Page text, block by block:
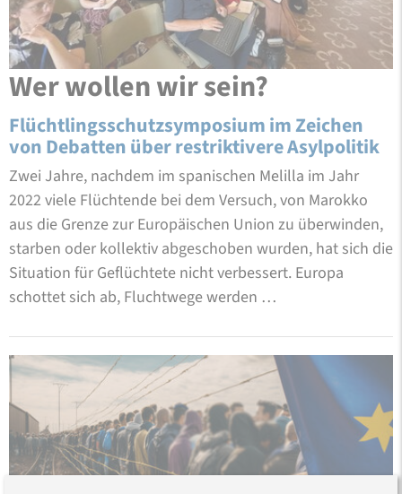
Wer wollen wir sein?
Flüchtlingsschutzsymposium im Zeichen
von Debatten über restriktivere Asylpolitik
Zwei Jahre, nachdem im spanischen Melilla im Jahr
2022 viele Flüchtende bei dem Versuch, von Marokko
aus die Grenze zur Europäischen Union zu überwinden,
starben oder kollektiv abgeschoben wurden, hat sich die
Situation für Geflüchtete nicht verbessert. Europa
schottet sich ab, Fluchtwege werden …